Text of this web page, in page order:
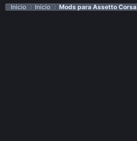
Inicio Inicio Mods para Assetto Corsa